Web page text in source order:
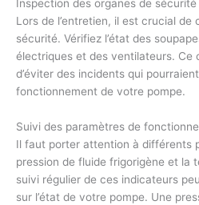
Inspection des organes de sécurité
Lors de l’entretien, il est crucial de
sécurité. Vérifiez l’état des
électriques et des ventilateurs. Ce
d’éviter des incidents qui
fonctionnement de votre pompe.
Suivi des paramètres de
Il faut porter attention à différents
pression de fluide frigorigène et la
suivi régulier de ces indicateurs
sur l’état de votre pompe. Une